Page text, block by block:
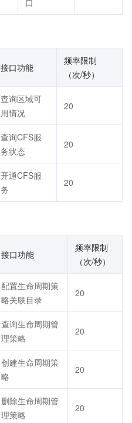
口
接口功能
频率限制
（次/秒）
查询区域可
用情况
20
查询CFS服
务状态
20
开通CFS服
务
20
接口功能
频率限制
（次/秒）
配置生命周期策
略关联目录
20
查询生命周期管
理策略
20
创建生命周期策
略
20
删除生命周期管
理策略
20